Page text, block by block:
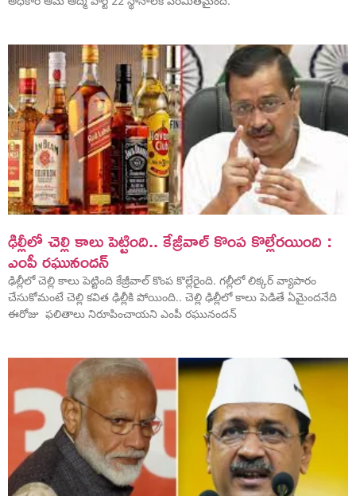
ఢిల్లీలో చెల్లి కాలు పెట్టింది.. కేజ్రీవాల్ కొంప కొల్లేరయింది :
ఎంపీ రఘునందన్
ఢిల్లీలో చెల్లి కాలు పెట్టింది కేజ్రీవాల్ కొంప కొల్లేరైంది. గల్లీలో లిక్కర్ వ్యాపారం
చేసుకోమంటే చెల్లి కవిత ఢిల్లీకి పోయింది.. చెల్లి ఢిల్లీలో కాలు పెడితే ఏమైందనేది
ఈరోజు ఫలితాలు నిరూపించాయని ఎంపీ రఘునందన్